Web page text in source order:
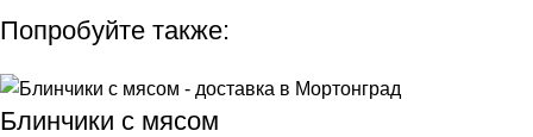
Попробуйте также:
Блинчики с мясом